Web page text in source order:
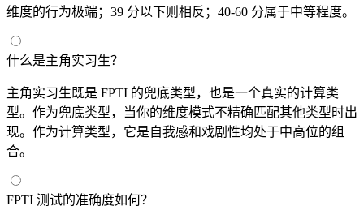
维度的行为极端；39 分以下则相反；40-60 分属于中等程度。
什么是主角实习生？
主角实习生既是 FPTI 的兜底类型，也是一个真实的计算类
型。作为兜底类型，当你的维度模式不精确匹配其他类型时出
现。作为计算类型，它是自我感和戏剧性均处于中高位的组
合。
FPTI 测试的准确度如何？